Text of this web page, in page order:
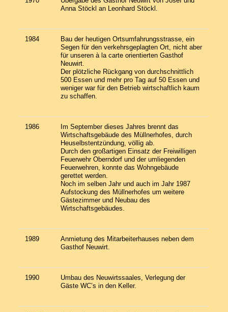
Anna Stöckl an Leonhard Stöckl.
1984
Bau der heutigen Ortsumfahrungsstrasse, ein
Segen für den verkehrsgeplagten Ort, nicht aber
für unseren à la carte orientierten Gasthof
Neuwirt.
Der plötzliche Rückgang von durchschnittlich
500 Essen und mehr pro Tag auf 50 Essen und
weniger war für den Betrieb wirtschaftlich kaum
zu schaffen.
1986
Im September dieses Jahres brennt das
Wirtschaftsgebäude des Müllnerhofes, durch
Heuselbstentzündung, völlig ab.
Durch den großartigen Einsatz der Freiwilligen
Feuerwehr Oberndorf und der umliegenden
Feuerwehren, konnte das Wohngebäude
gerettet werden.
Noch im selben Jahr und auch im Jahr 1987
Aufstockung des Müllnerhofes um weitere
Gästezimmer und Neubau des
Wirtschaftsgebäudes.
1989
Anmietung des Mitarbeiterhauses neben dem
Gasthof Neuwirt.
1990
Umbau des Neuwirtssaales, Verlegung der
Gäste WC’s in den Keller.